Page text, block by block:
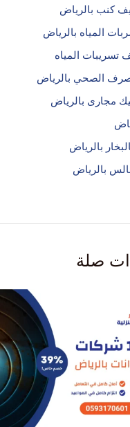
كنب بالرياض
المياه بالرياض
المياه
الصحي بالرياض
مجارى بالرياض
بالرياض
بالرياض
صلة